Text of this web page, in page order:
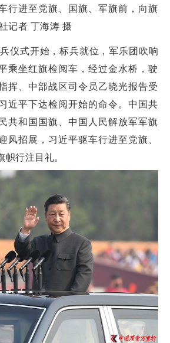
行进至党旗、国旗、军旗前，向旗
记者 丁海涛 摄
式开始，标兵就位，军乐团吹响
乘坐红旗检阅车，经过金水桥，驶
挥、中部战区司令员乙晓光报告受
近平下达检阅开始的命令。中国共
共和国国旗、中国人民解放军军旗
风招展，习近平驱车行进至党旗、
帜行注目礼。